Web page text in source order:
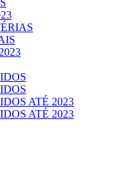
ATÉ 2023
ATÉ 2023